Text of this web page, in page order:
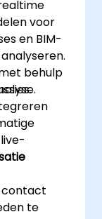
voor
en BIM-
behulp
contact
te